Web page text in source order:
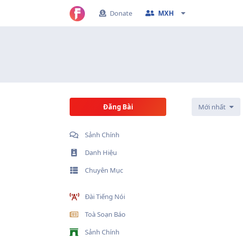
Donate MXH
Đăng Bài
Sảnh Chính
Danh Hiệu
Chuyên Mục
Đài Tiếng Nói
Toà Soạn Báo
Sảnh Chính
Mới nhất